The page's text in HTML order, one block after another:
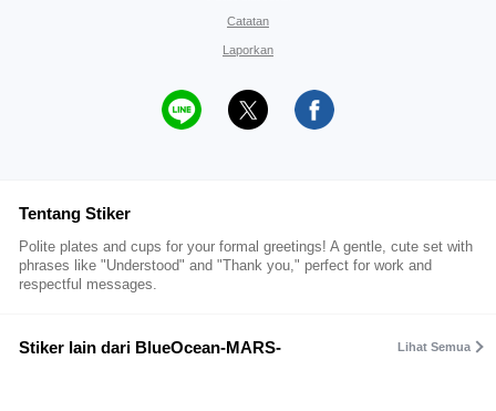
Catatan
Laporkan
Tentang Stiker
Polite plates and cups for your formal greetings! A gentle, cute set with
phrases like "Understood" and "Thank you," perfect for work and
respectful messages.
Stiker lain dari BlueOcean-MARS- Lihat Semua